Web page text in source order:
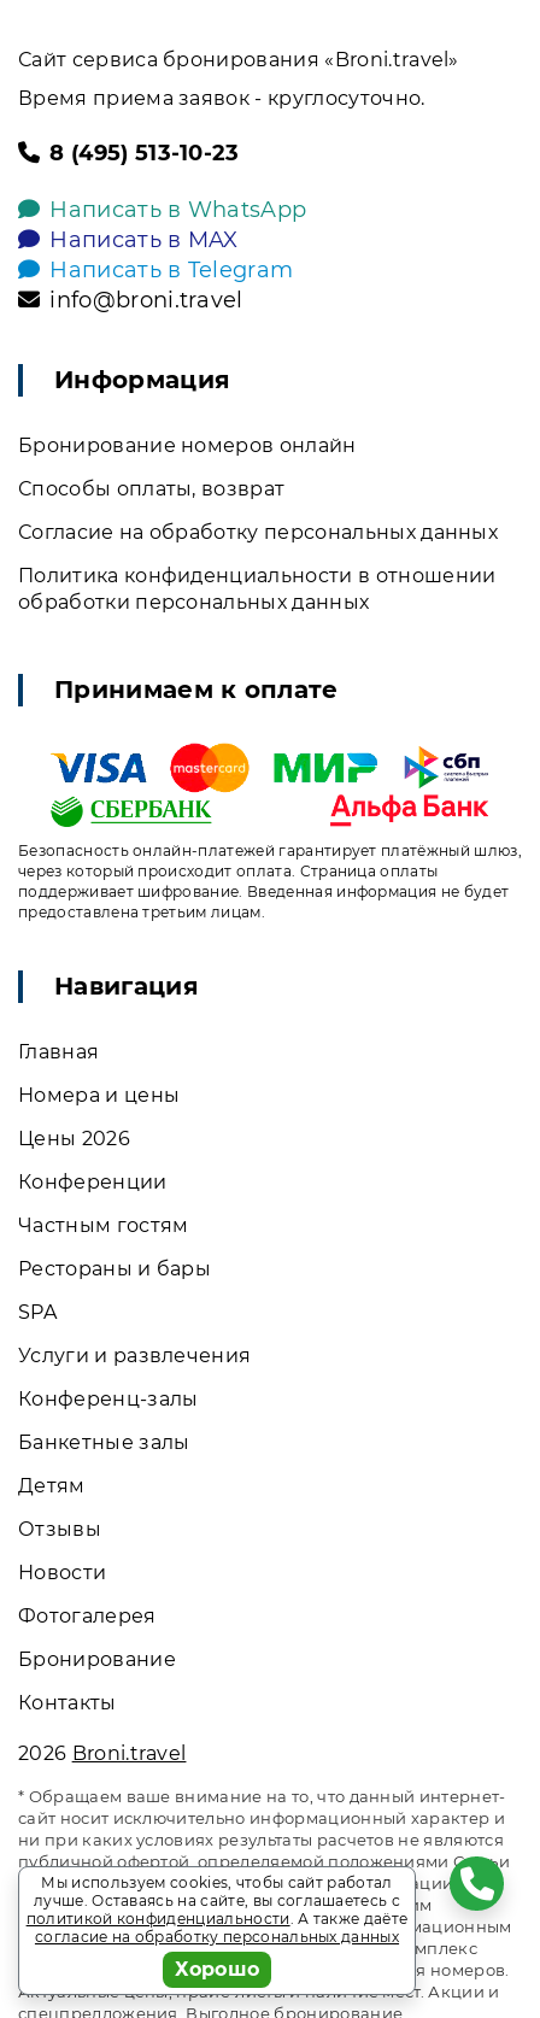
Сайт сервиса бронирования «Broni.travel»
Время приема заявок - круглосуточно.
8 (495) 513-10-23
Написать в WhatsApp
Написать в MAX
Написать в Telegram
info@broni.travel
Информация
Бронирование номеров онлайн
Способы оплаты, возврат
Согласие на обработку персональных данных
Политика конфиденциальности в отношении
обработки персональных данных
Принимаем к оплате
Безопасность онлайн-платежей гарантирует платёжный шлюз,
через который происходит оплата. Страница оплаты
поддерживает шифрование. Введенная информация не будет
предоставлена третьим лицам.
Навигация
Главная
Номера и цены
Цены 2026
Конференции
Частным гостям
Рестораны и бары
SPA
Услуги и развлечения
Конференц-залы
Банкетные залы
Детям
Отзывы
Новости
Фотогалерея
Бронирование
Контакты
2026 Broni.travel
* Обращаем ваше внимание на то, что данный интернет-
сайт носит исключительно информационный характер и
ни при каких условиях результаты расчетов не являются
публичной офертой, определяемой положениями Статьи
437 Гражданского кодекса Российской Федерации. За
окончательным расчетом обращайтесь к нашим
менеджерам. Данный ресурс является информационным
сайтом сервиса бронирования Broni.travel. Комплекс
отдыха «Завидово». Сайт онлайн бронирования номеров.
Актуальные цены, прайс-листы и наличие мест. Акции и
спецпредложения. Выгодное бронирование.
Мы используем cookies, чтобы сайт работал
лучше. Оставаясь на сайте, вы соглашаетесь с
политикой конфиденциальности. А также даёте
согласие на обработку персональных данных
Хорошо